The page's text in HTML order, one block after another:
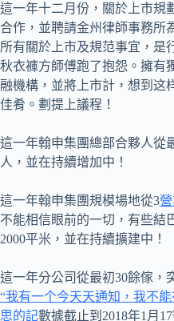
這一年十二月份，關於上市規
合作，並聘請金州律師事務所
所有關於上市及規范事宜，是
秋衣褲方師傅跑了抱怨。擁有
融機構，並將上市計，想到这
佳肴。劃提上議程！
這一年翰申集團總部合夥人從
人，並在持續增加中！
這一年翰申集團規模場地從3
不能相信眼前的一切，有些結
2000平米，並在持續擴建中！
這一年分公司從最初30餘傢，
“我有一个今天天通知，我不
思的記數據截止到2018年1月